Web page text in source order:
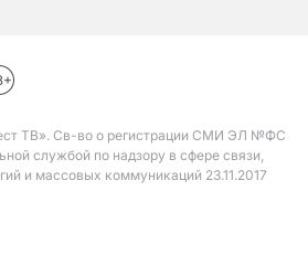
ТВ». Св-во о регистрации СМИ ЭЛ №ФС
службой по надзору в сфере связи,
и массовых коммуникаций 23.11.2017